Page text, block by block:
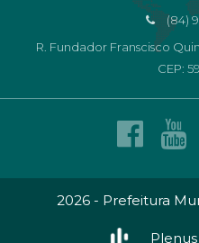
(84)
R. Fundador Franscisco
CEP:
2026 - Prefeitura